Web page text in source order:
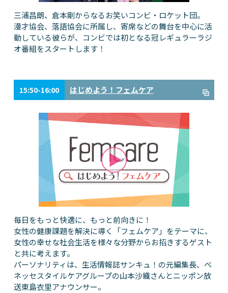
三浦昌朗、倉本剛からなるお笑いコンビ・ロケット団。
漫才協会、落語協会に所属し、寄席などの舞台を中心に活
動している彼らが、コンビでは初となる冠レギュラーラジ
オ番組をスタートします！
15:50-16:00 はじめよう！フェムケア
毎日をもっと快適に、もっと前向きに！
女性の健康課題を解決に導く「フェムケア」をテーマに、
女性の幸せな社会生活を様々な分野からお招きするゲスト
と共に考えます。
パーソナリティは、生活情報誌サンキュ！の元編集長、ベ
ネッセスタイルケアグループの山本沙織さんとニッポン放
送東島衣里アナウンサー。